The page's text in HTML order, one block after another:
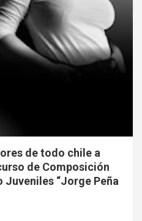
de todo chile a
de Composición
Juveniles “Jorge Peña